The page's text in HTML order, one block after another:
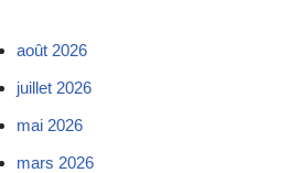
août 2026
juillet 2026
mai 2026
mars 2026